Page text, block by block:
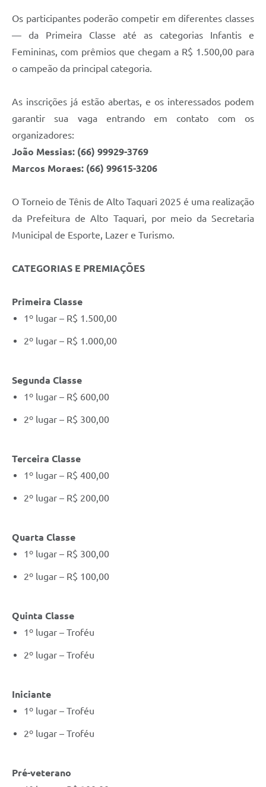
Os participantes poderão competir em diferentes classes
— da Primeira Classe até as categorias Infantis e
Femininas, com prêmios que chegam a R$ 1.500,00 para
o campeão da principal categoria.
As inscrições já estão abertas, e os interessados podem
garantir sua vaga entrando em contato com os
organizadores:
João Messias: (66) 99929-3769
Marcos Moraes: (66) 99615-3206
O Torneio de Tênis de Alto Taquari 2025 é uma realização
da Prefeitura de Alto Taquari, por meio da Secretaria
Municipal de Esporte, Lazer e Turismo.
CATEGORIAS E PREMIAÇÕES
Primeira Classe
1º lugar – R$ 1.500,00
2º lugar – R$ 1.000,00
Segunda Classe
1º lugar – R$ 600,00
2º lugar – R$ 300,00
Terceira Classe
1º lugar – R$ 400,00
2º lugar – R$ 200,00
Quarta Classe
1º lugar – R$ 300,00
2º lugar – R$ 100,00
Quinta Classe
1º lugar – Troféu
2º lugar – Troféu
Iniciante
1º lugar – Troféu
2º lugar – Troféu
Pré-veterano